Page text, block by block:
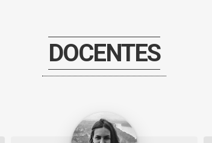
DOCENTES